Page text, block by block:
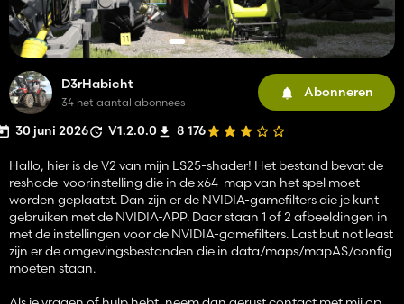
D3rHabicht
34 het aantal abonnees
Abonneren
30 juni 2026 V1.2.0.0 8 176
Hallo, hier is de V2 van mijn LS25-shader! Het bestand bevat de
reshade-voorinstelling die in de x64-map van het spel moet
worden geplaatst. Dan zijn er de NVIDIA-gamefilters die je kunt
gebruiken met de NVIDIA-APP. Daar staan ​​1 of 2 afbeeldingen in
met de instellingen voor de NVIDIA-gamefilters. Last but not least
zijn er de omgevingsbestanden die in data/maps/mapAS/config
moeten staan.